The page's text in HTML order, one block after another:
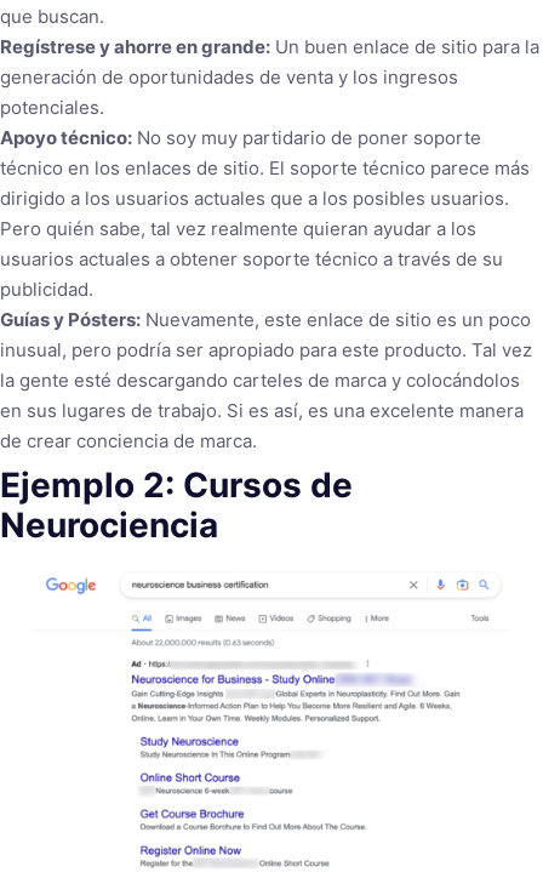
que buscan.
Regístrese y ahorre en grande: Un buen enlace de sitio para la
generación de oportunidades de venta y los ingresos
potenciales.
Apoyo técnico: No soy muy partidario de poner soporte
técnico en los enlaces de sitio. El soporte técnico parece más
dirigido a los usuarios actuales que a los posibles usuarios.
Pero quién sabe, tal vez realmente quieran ayudar a los
usuarios actuales a obtener soporte técnico a través de su
publicidad.
Guías y Pósters: Nuevamente, este enlace de sitio es un poco
inusual, pero podría ser apropiado para este producto. Tal vez
la gente esté descargando carteles de marca y colocándolos
en sus lugares de trabajo. Si es así, es una excelente manera
de crear conciencia de marca.
Ejemplo 2: Cursos de
Neurociencia